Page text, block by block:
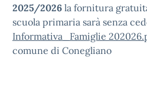
2025/2026 la fornitura
scuola primaria sarà senza
Informativa_Famiglie
comune di Conegliano